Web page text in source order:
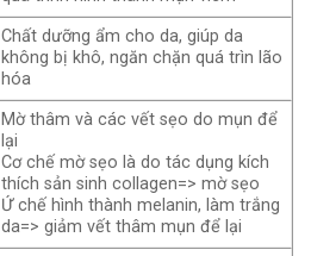
Chất dưỡng ẩm cho da, giúp da
không bị khô, ngăn chặn quá trìn lão
hóa
Mờ thâm và các vết sẹo do mụn để
lại
Cơ chế mờ sẹo là do tác dụng kích
thích sản sinh collagen=> mờ sẹo
Ứ chế hình thành melanin, làm trắng
da=> giảm vết thâm mụn để lại